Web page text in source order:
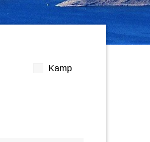
Kamp